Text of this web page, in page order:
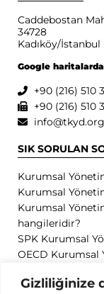
Gizliliğinize
Caddebostan
34728
Kadıköy/İstanbul
Google
+90 (216) 510
+90 (216) 510
info@tkyd.org
SIK SORULAN
Kurumsal
Kurumsal
Kurumsal
hangileridir?
SPK Kurumsal
OECD Kurumsal
GİZLİLİK